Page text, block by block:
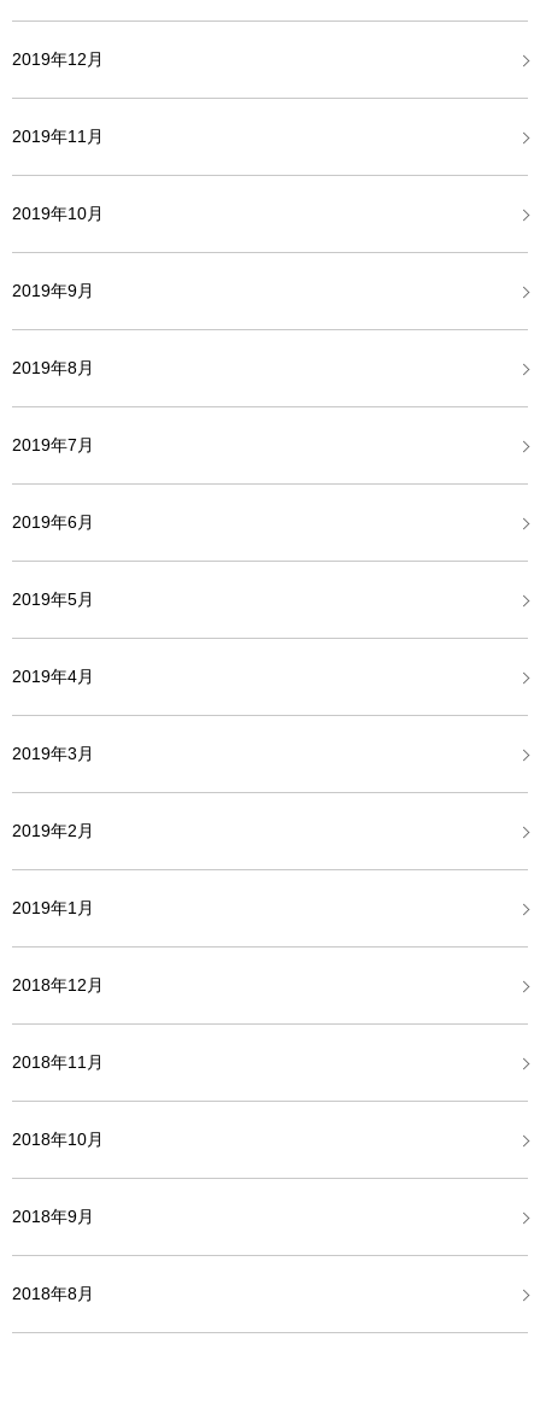
2019年12月
2019年11月
2019年10月
2019年9月
2019年8月
2019年7月
2019年6月
2019年5月
2019年4月
2019年3月
2019年2月
2019年1月
2018年12月
2018年11月
2018年10月
2018年9月
2018年8月